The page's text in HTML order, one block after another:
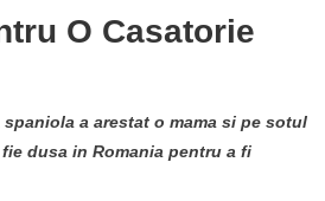
O Casatorie
spaniola a arestat o mama si pe sotul
dusa in Romania pentru a fi